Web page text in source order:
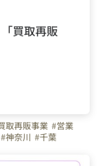
買取再販
取再販事業 #営業
#神奈川 #千葉